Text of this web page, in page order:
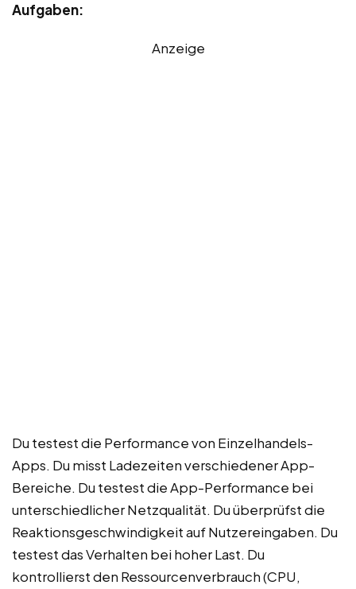
Aufgaben:
Anzeige
Du testest die Performance von Einzelhandels-
Apps. Du misst Ladezeiten verschiedener App-
Bereiche. Du testest die App-Performance bei
unterschiedlicher Netzqualität. Du überprüfst die
Reaktionsgeschwindigkeit auf Nutzereingaben. Du
testest das Verhalten bei hoher Last. Du
kontrollierst den Ressourcenverbrauch (CPU,